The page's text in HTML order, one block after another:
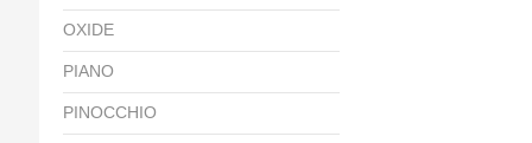
OXIDE
PIANO
PINOCCHIO